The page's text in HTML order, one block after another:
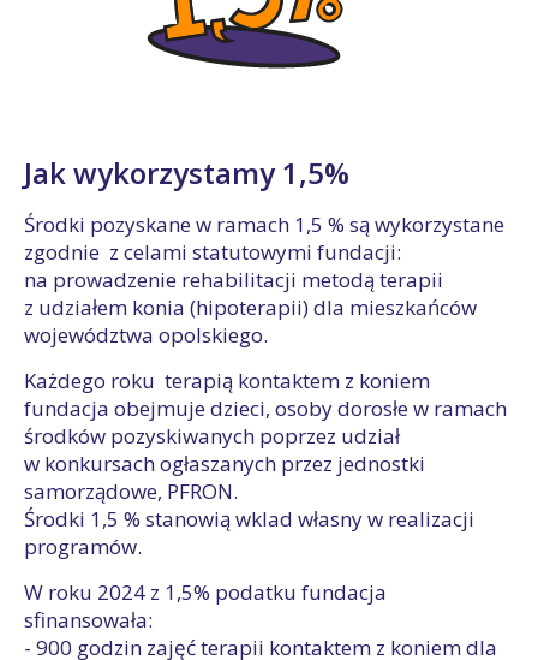
Jak wykorzystamy 1,5%
Środki pozyskane w ramach 1,5 % są wykorzystane
zgodnie z celami statutowymi fundacji:
na prowadzenie rehabilitacji metodą terapii
z udziałem konia (hipoterapii) dla mieszkańców
województwa opolskiego.
Każdego roku terapią kontaktem z koniem
fundacja obejmuje dzieci, osoby dorosłe w ramach
środków pozyskiwanych poprzez udział
w konkursach ogłaszanych przez jednostki
samorządowe, PFRON.
Środki 1,5 % stanowią wklad własny w realizacji
programów.
W roku 2024 z 1,5% podatku fundacja
sfinansowała:
- 900 godzin zajęć terapii kontaktem z koniem dla